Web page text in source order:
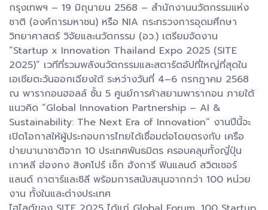
กรุงเทพฯ – 19 มิถุนายน 2568 – สำนักงานนวัตกรรมแห่ง
ชาติ (องค์การมหาชน) หรือ NIA กระทรวงการอุดมศึกษา
วิทยาศาสตร์ วิจัยและนวัตกรรม (อว.) เตรียมจัดงาน
“Startup x Innovation Thailand Expo 2025 (SITE
2025)” เวทีที่รวมพลังนวัตกรรมและสตาร์ตอัปที่ใหญ่ที่สุดใน
เอเชียตะวันออกเฉียงใต้ ระหว่างวันที่ 4–6 กรกฎาคม 2568
ณ พารากอนฮอลล์ ชั้น 5 ศูนย์การค้าสยามพารากอน ภายใต้
แนวคิด “Global Innovation Partnership – AI &
Sustainability: The Next Era of Innovation” งานปีนี้จะ
เปิดโอกาสให้ผู้ประกอบการไทยได้เชื่อมต่อโดยตรงกับ เครือ
ข่ายนานาชาติจาก 10 ประเทศพันธมิตร ครอบคลุมทั้งญี่ปุ่น
เกาหลี ฮ่องกง สิงคโปร์ เช็ก ฮังการี ฟินแลนด์ สวิตเซอร์
แลนด์ กาตาร์และชิลี พร้อมการสนับสนุนจากกว่า 100 หน่วย
งาน ทั้งในและต่างประเทศ